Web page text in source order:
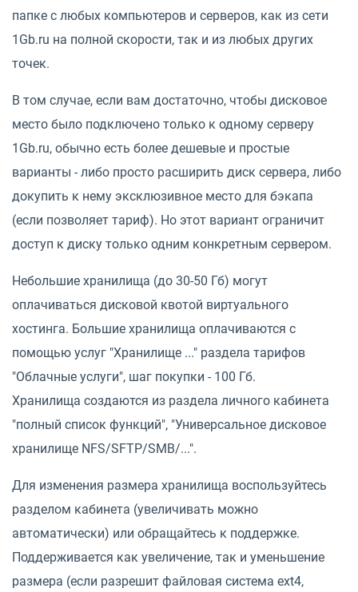
папке с любых компьютеров и серверов, как из сети
1Gb.ru на полной скорости, так и из любых других
точек.
В том случае, если вам достаточно, чтобы дисковое
место было подключено только к одному серверу
1Gb.ru, обычно есть более дешевые и простые
варианты - либо просто расширить диск сервера, либо
докупить к нему эксклюзивное место для бэкапа
(если позволяет тариф). Но этот вариант ограничит
доступ к диску только одним конкретным сервером.
Небольшие хранилища (до 30-50 Гб) могут
оплачиваться дисковой квотой виртуального
хостинга. Большие хранилища оплачиваются с
помощью услуг "Хранилище ..." раздела тарифов
"Облачные услуги", шаг покупки - 100 Гб.
Хранилища создаются из раздела личного кабинета
"полный список функций", "Универсальное дисковое
хранилище NFS/SFTP/SMB/...".
Для изменения размера хранилища воспользуйтесь
разделом кабинета (увеличивать можно
автоматически) или обращайтесь к поддержке.
Поддерживается как увеличение, так и уменьшение
размера (если разрешит файловая система ext4,